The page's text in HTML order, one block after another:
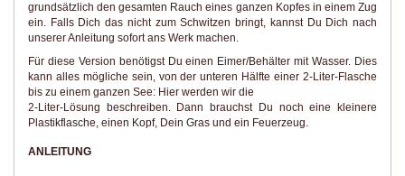
grundsätzlich den gesamten Rauch eines ganzen Kopfes in einem Zug
ein. Falls Dich das nicht zum Schwitzen bringt, kannst Du Dich nach
unserer Anleitung sofort ans Werk machen.
Für diese Version benötigst Du einen Eimer/Behälter mit Wasser. Dies
kann alles mögliche sein, von der unteren Hälfte einer 2-Liter-Flasche
bis zu einem ganzen See: Hier werden wir die
2-Liter-Lösung beschreiben. Dann brauchst Du noch eine kleinere
Plastikflasche, einen Kopf, Dein Gras und ein Feuerzeug.
ANLEITUNG